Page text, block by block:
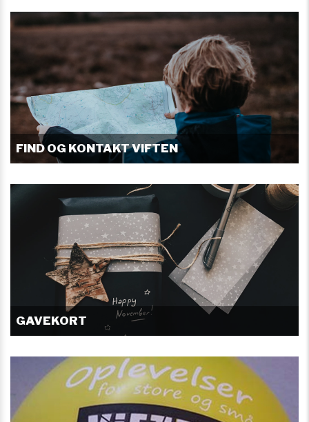
FIND OG KONTAKT VIFTEN
GAVEKORT